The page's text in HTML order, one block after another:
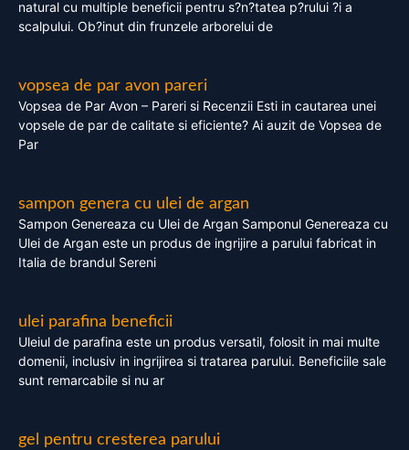
natural cu multiple beneficii pentru s?n?tatea p?rului ?i a
scalpului. Ob?inut din frunzele arborelui de
vopsea de par avon pareri
Vopsea de Par Avon – Pareri si Recenzii Esti in cautarea unei
vopsele de par de calitate si eficiente? Ai auzit de Vopsea de
Par
sampon genera cu ulei de argan
Sampon Genereaza cu Ulei de Argan Samponul Genereaza cu
Ulei de Argan este un produs de ingrijire a parului fabricat in
Italia de brandul Sereni
ulei parafina beneficii
Uleiul de parafina este un produs versatil, folosit in mai multe
domenii, inclusiv in ingrijirea si tratarea parului. Beneficiile sale
sunt remarcabile si nu ar
gel pentru cresterea parului